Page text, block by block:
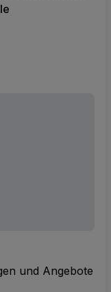
und Angebote